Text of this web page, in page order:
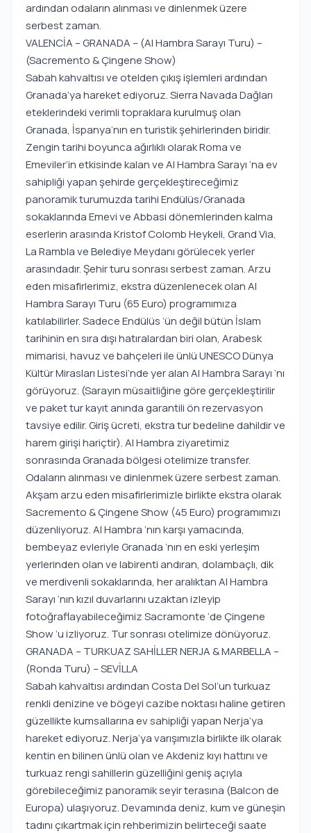
ardından odaların alınması ve dinlenmek üzere
serbest zaman.
VALENCİA – GRANADA – (Al Hambra Sarayı Turu) –
(Sacremento & Çingene Show)
Sabah kahvaltısı ve otelden çıkış işlemleri ardından
Granada’ya hareket ediyoruz. Sierra Navada Dağları
eteklerindeki verimli topraklara kurulmuş olan
Granada, İspanya’nın en turistik şehirlerinden biridir.
Zengin tarihi boyunca ağırlıklı olarak Roma ve
Emeviler’in etkisinde kalan ve Al Hambra Sarayı ‘na ev
sahipliği yapan şehirde gerçekleştireceğimiz
panoramik turumuzda tarihi Endülüs/Granada
sokaklarında Emevi ve Abbasi dönemlerinden kalma
eserlerin arasında Kristof Colomb Heykeli, Grand Via,
La Rambla ve Belediye Meydanı görülecek yerler
arasındadır. Şehir turu sonrası serbest zaman. Arzu
eden misafirlerimiz, ekstra düzenlenecek olan Al
Hambra Sarayı Turu (65 Euro) programımıza
katılabilirler. Sadece Endülüs ‘ün değil bütün İslam
tarihinin en sıra dışı hatıralardan biri olan, Arabesk
mimarisi, havuz ve bahçeleri ile ünlü UNESCO Dünya
Kültür Mirasları Listesi’nde yer alan Al Hambra Sarayı ‘nı
görüyoruz. (Sarayın müsaitliğine göre gerçekleştirilir
ve paket tur kayıt anında garantili ön rezervasyon
tavsiye edilir. Giriş ücreti, ekstra tur bedeline dahildir ve
harem girişi hariçtir). Al Hambra ziyaretimiz
sonrasında Granada bölgesi otelimize transfer.
Odaların alınması ve dinlenmek üzere serbest zaman.
Akşam arzu eden misafirlerimizle birlikte ekstra olarak
Sacremento & Çingene Show (45 Euro) programımızı
düzenliyoruz. Al Hambra ‘nın karşı yamacında,
bembeyaz evleriyle Granada ‘nın en eski yerleşim
yerlerinden olan ve labirenti andıran, dolambaçlı, dik
ve merdivenli sokaklarında, her aralıktan Al Hambra
Sarayı ‘nın kızıl duvarlarını uzaktan izleyip
fotoğraflayabileceğimiz Sacramonte ‘de Çingene
Show ‘u izliyoruz. Tur sonrası otelimize dönüyoruz.
GRANADA – TURKUAZ SAHİLLER NERJA & MARBELLA –
(Ronda Turu) – SEVİLLA
Sabah kahvaltısı ardından Costa Del Sol’un turkuaz
renkli denizine ve bögeyi cazibe noktası haline getiren
güzellikte kumsallarına ev sahipliği yapan Nerja’ya
hareket ediyoruz. Nerja’ya varışımızla birlikte ilk olarak
kentin en bilinen ünlü olan ve Akdeniz kıyı hattını ve
turkuaz rengi sahillerin güzelliğini geniş açıyla
görebileceğimiz panoramik seyir terasına (Balcon de
Europa) ulaşıyoruz. Devamında deniz, kum ve güneşin
tadını çıkartmak için rehberimizin belirteceği saate